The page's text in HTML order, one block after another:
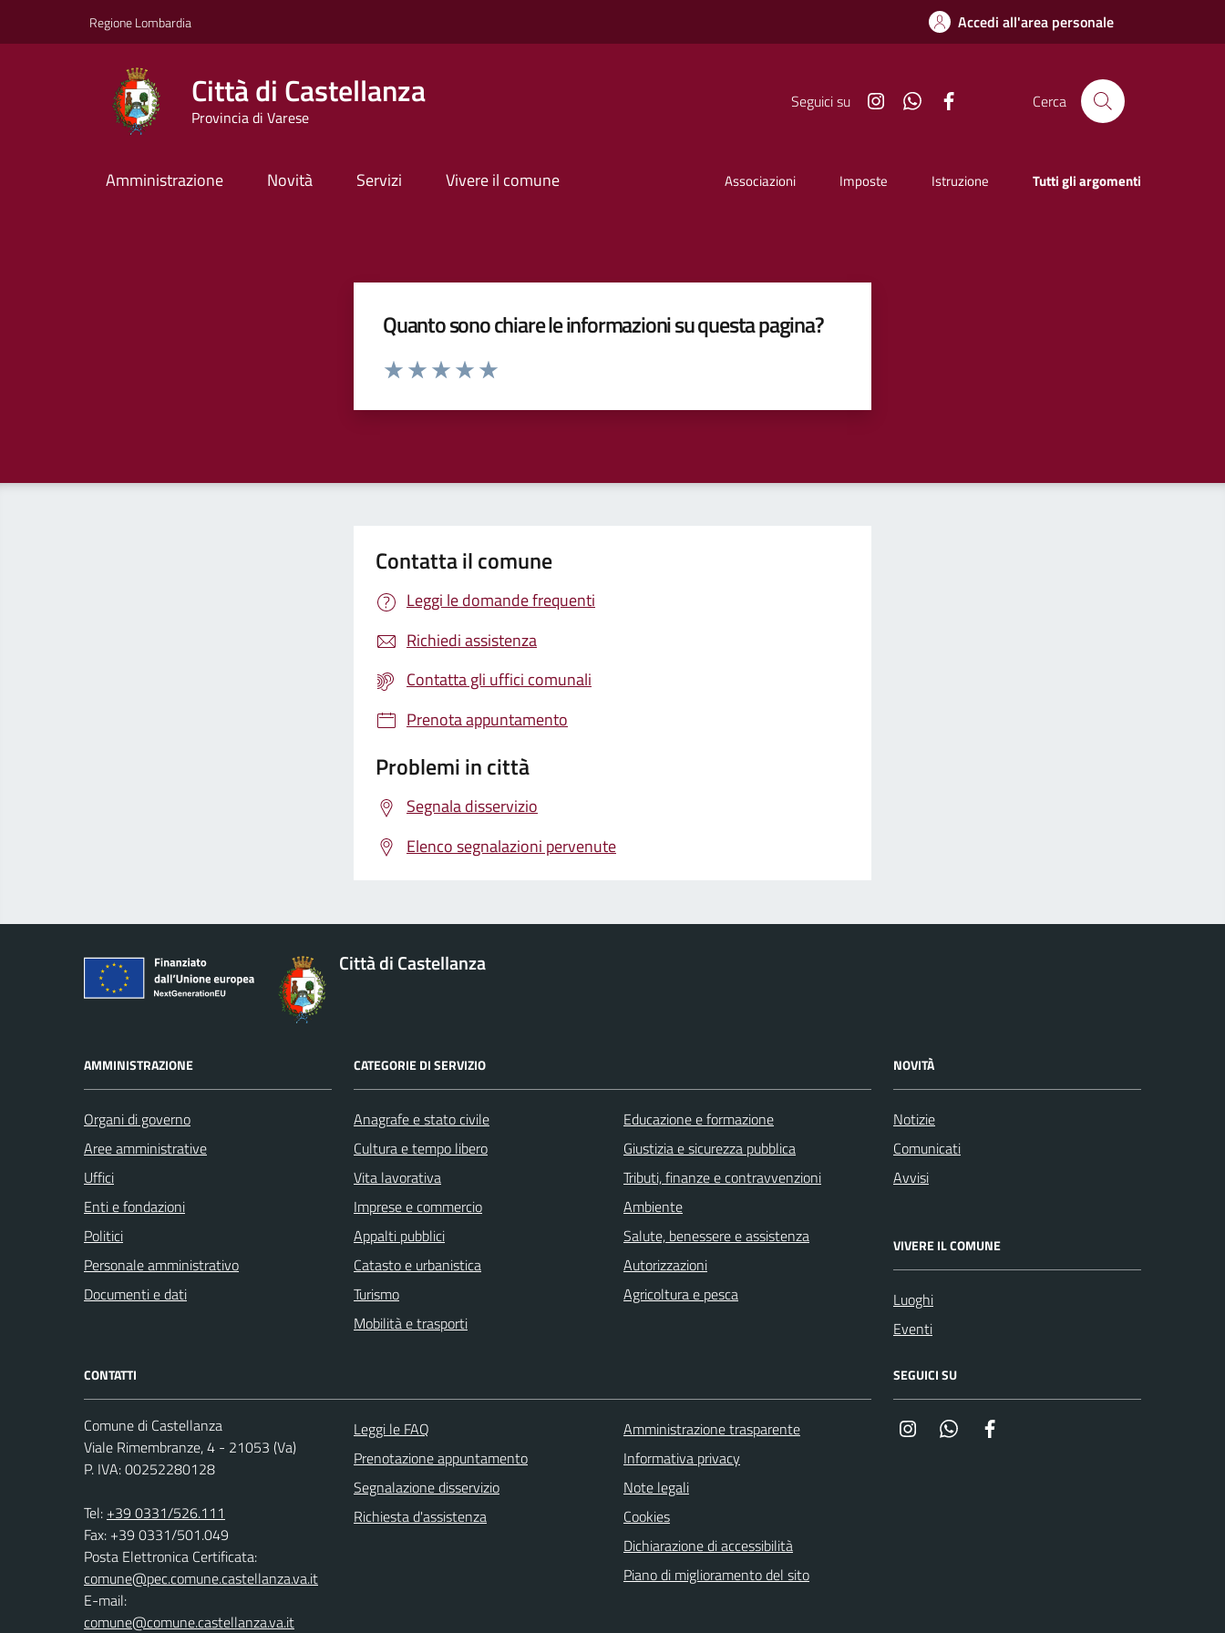
Regione Lombardia Accedi all'area personale
Città di Castellanza
Provincia di Varese
Seguici su InstagramWhatsapp Cerca
Amministrazione Novità Servizi Vivere il comune Associazioni Imposte Istruzione Tutti gli argomenti
Quanto sono chiare le informazioni su questa pagina?
Valuta da 1 a 5 stelle la pagina
Contatta il comune
Leggi le domande frequenti
Richiedi assistenza
Contatta gli uffici comunali
Prenota appuntamento
Problemi in città
Segnala disservizio
Elenco segnalazioni pervenute
Città di Castellanza
AMMINISTRAZIONE
Organi di governo
Aree amministrative
Uffici
Enti e fondazioni
Politici
Personale amministrativo
Documenti e dati
CATEGORIE DI SERVIZIO
Anagrafe e stato civile
Cultura e tempo libero
Vita lavorativa
Imprese e commercio
Appalti pubblici
Catasto e urbanistica
Turismo
Mobilità e trasporti
Educazione e formazione
Giustizia e sicurezza pubblica
Tributi, finanze e contravvenzioni
Ambiente
Salute, benessere e assistenza
Autorizzazioni
Agricoltura e pesca
NOVITÀ
Notizie
Comunicati
Avvisi
VIVERE IL COMUNE
Luoghi
Eventi
CONTATTI
Comune di Castellanza
Viale Rimembranze, 4 - 21053 (Va)
P. IVA: 00252280128
Tel: +39 0331/526.111
Fax: +39 0331/501.049
Posta Elettronica Certificata:
comune@pec.comune.castellanza.va.it
E-mail:
comune@comune.castellanza.va.it
Leggi le FAQ
Prenotazione appuntamento
Segnalazione disservizio
Richiesta d'assistenza
Amministrazione trasparente
Informativa privacy
Note legali
Cookies
Dichiarazione di accessibilità
Piano di miglioramento del sito
SEGUICI SU
InstagramWhatsapp